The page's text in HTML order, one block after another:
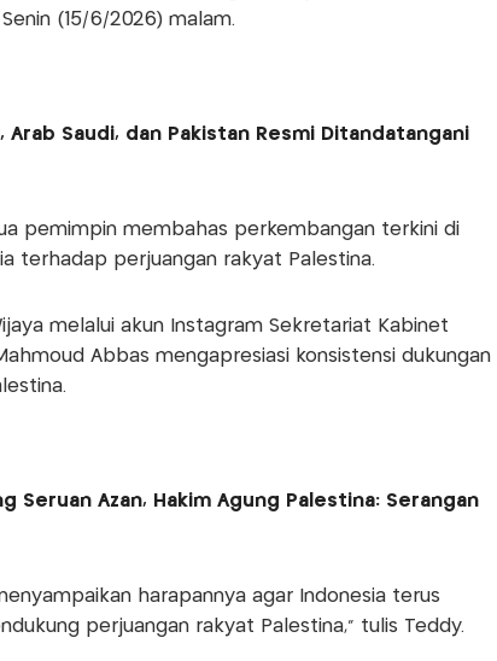
(15/6/2026) malam.
Arab Saudi, dan Pakistan Resmi Ditandatangani
pemimpin membahas perkembangan terkini di
terhadap perjuangan rakyat Palestina.
melalui akun Instagram Sekretariat Kabinet
Abbas mengapresiasi konsistensi dukungan
Seruan Azan, Hakim Agung Palestina: Serangan
harapannya agar Indonesia terus
perjuangan rakyat Palestina," tulis Teddy.